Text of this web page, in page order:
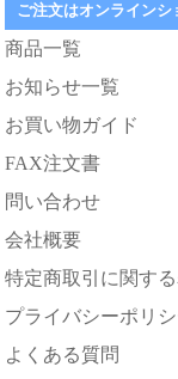
ご注文はオンラインシ
商品一覧
お知らせ一覧
お買い物ガイド
FAX注文書
問い合わせ
会社概要
特定商取引に関す
プライバシーポリ
よくある質問